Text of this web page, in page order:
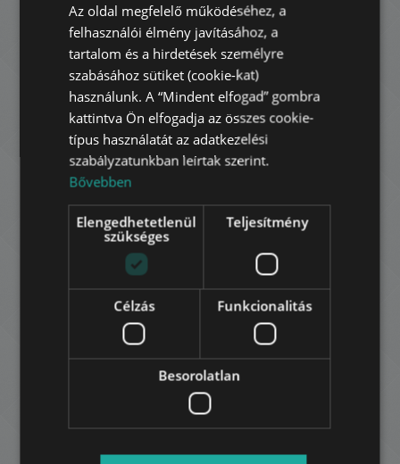
BOLERÓ LAKÓPARK
82.500.000 HUF
11. kerület • 1 hálószoba • 41 m 2
HOZZÁADÁS A KEDVENCEKHEZ
139.900.000 HUF
13. kerület • 2 hálószoba • 74 m
HOZZÁADÁS A KEDVENCEKHEZ
FRENCH
ARABIC
Az oldal megfelelő működéséhez, a
felhasználói élmény javításához, a
tartalom és a hirdetések személyre
szabásához sütiket (cookie-kat)
használunk. A “Mindent elfogad” gombra
kattintva Ön elfogadja az összes cookie-
típus használatát az adatkezelési
szabályzatunkban leírtak szerint.
Bővebben
Elengedhetetlenül
szükséges
Teljesítmény
Célzás Funkcionalitás
Besorolatlan